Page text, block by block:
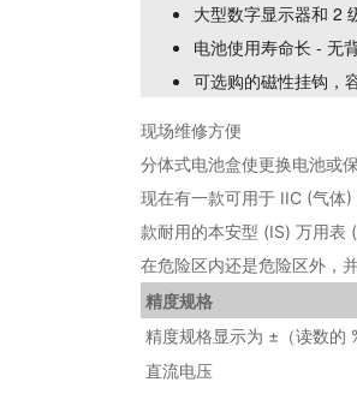
大型数字显示器和 2
电池使用寿命长 - 无
可选购的磁性挂钩，
现场维修方便
分体式电池盒使更换电池或
现在有一款可用于 IIC (气体
款耐用的本安型 (IS) 万用表
在危险区内还是危险区外，
精度规格
精度规格显示为 ±（读数的
直流电压